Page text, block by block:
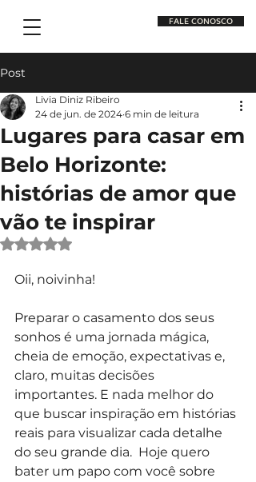
FALE CONOSCO
Post
Lugares para casar em
Belo Horizonte:
histórias de amor que
vão te inspirar
Livia Diniz Ribeiro
24 de jun. de 2024 6 min de leitura
Avaliado com NaN de 5 estrelas.
Oii, noivinha!
Preparar o casamento dos seus
sonhos é uma jornada mágica,
cheia de emoção, expectativas e,
claro, muitas decisões
importantes. E nada melhor do
que buscar inspiração em histórias
reais para visualizar cada detalhe
do seu grande dia.  Hoje quero
bater um papo com você sobre